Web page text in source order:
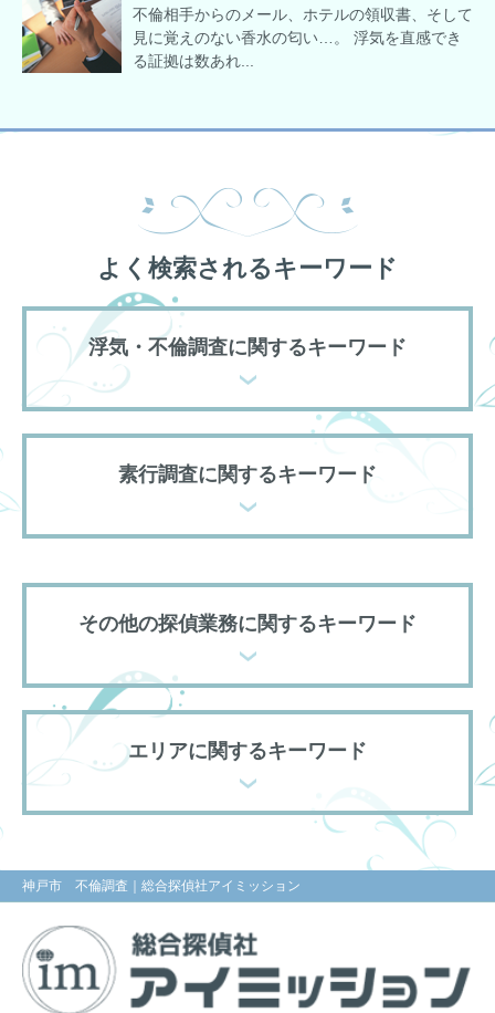
不倫相手からのメール、ホテルの領収書、そして
見に覚えのない香水の匂い…。 浮気を直感でき
る証拠は数あれ...
よく検索されるキーワード
浮気・不倫調査に関するキーワード
素行調査に関するキーワード
その他の探偵業務に関するキーワード
エリアに関するキーワード
神戸市 不倫調査 ｜総合探偵社アイミッション